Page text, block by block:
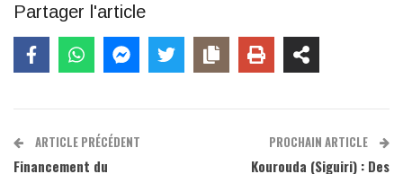
Partager l'article
ARTICLE PRÉCÉDENT
Financement du
PROCHAIN ARTICLE
Kourouda (Siguiri) : Des